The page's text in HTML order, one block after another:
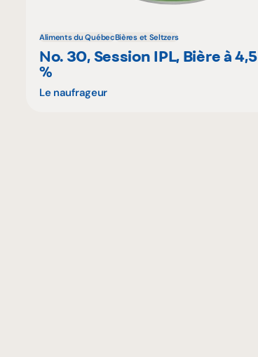
Aliments du QuébecBières et Seltzers
No. 30, Session IPL, Bière à 4,5
%
Le naufrageur